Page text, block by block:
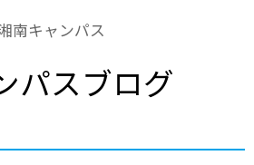
南キャンパス
パスブログ